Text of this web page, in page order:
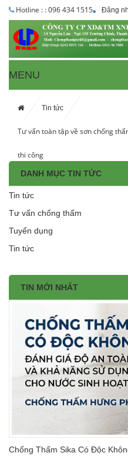
Hotline : : 096 434 1515 Đăng
MENU
Tin tức
Tư vấn toàn tập về sơn chống
thi công
DANH MỤC TIN TỨC
Tin tức
Tư vấn chống thấm
Tuyển dụng
Tin tức
TIN MỚI NHẤT
Chống Thấm Sika Có Độc